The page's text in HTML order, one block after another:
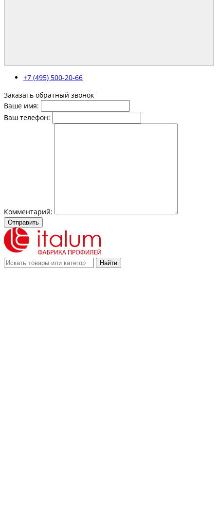
+7 (495) 500-20-66
Заказать обратный звонок
Ваше имя:
Ваш телефон:
Комментарий:
Отправить
Найти